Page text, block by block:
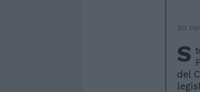
30
S
del